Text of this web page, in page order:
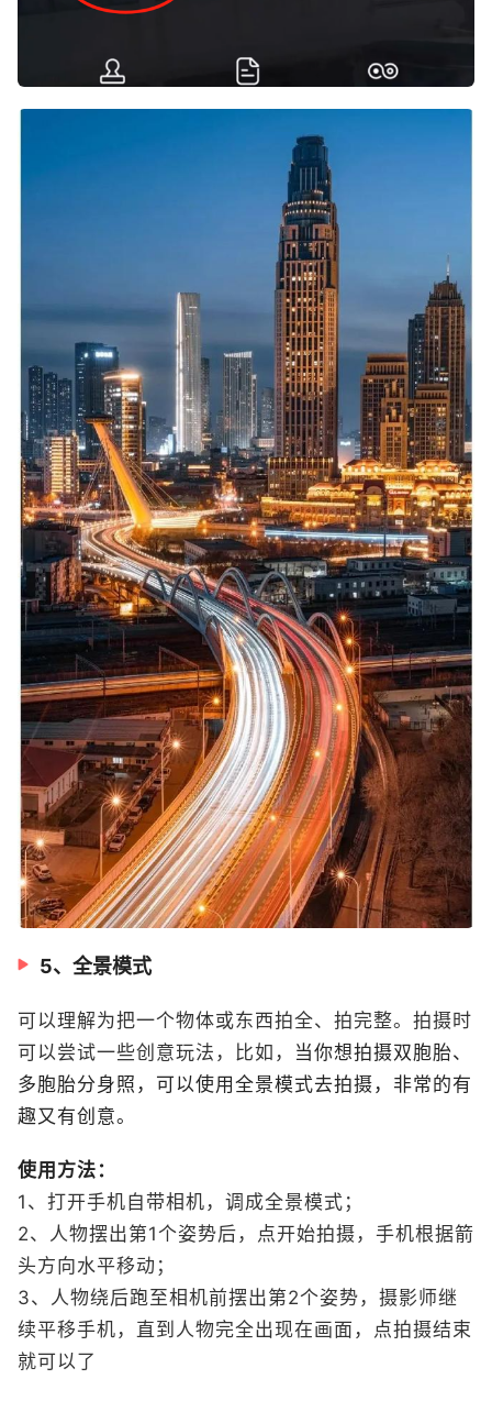
5、全景模式
可以理解为把一个物体或东西拍全、拍完整。拍摄时
可以尝试一些创意玩法，比如， 当你想拍摄双胞胎、
多胞胎分身照，可以使用全景模式去拍摄，非常的有
趣又有创意。
使用方法：
1、打开手机自带相机，调成全景模式；
2、人物摆出第1个姿势后，点开始拍摄，手机根据箭
头方向水平移动；
3、人物绕后跑至相机前摆出第2个姿势，摄影师继
续平移手机，直到人物完全出现在画面，点拍摄结束
就可以了